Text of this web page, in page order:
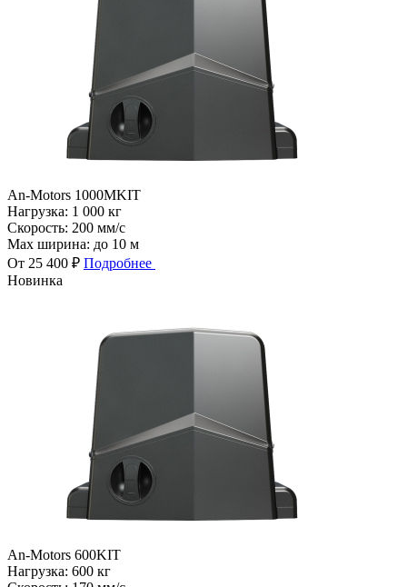
An-Motors 1000MKIT
Нагрузка: 1 000 кг
Скорость: 200 мм/с
Max ширина: до 10 м
От 25 400 ₽ Подробнее
Новинка
An-Motors 600KIT
Нагрузка: 600 кг